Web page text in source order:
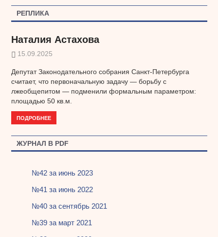
записям
РЕПЛИКА
Наталия Астахова
15.09.2025
Депутат Законодательного собрания Санкт-Петербурга
считает, что первоначальную задачу — борьбу с
лжеобщепитом — подменили формальным параметром:
площадью 50 кв.м.
ПОДРОБНЕЕ
ЖУРНАЛ В PDF
№42 за июнь 2023
№41 за июнь 2022
№40 за сентябрь 2021
№39 за март 2021